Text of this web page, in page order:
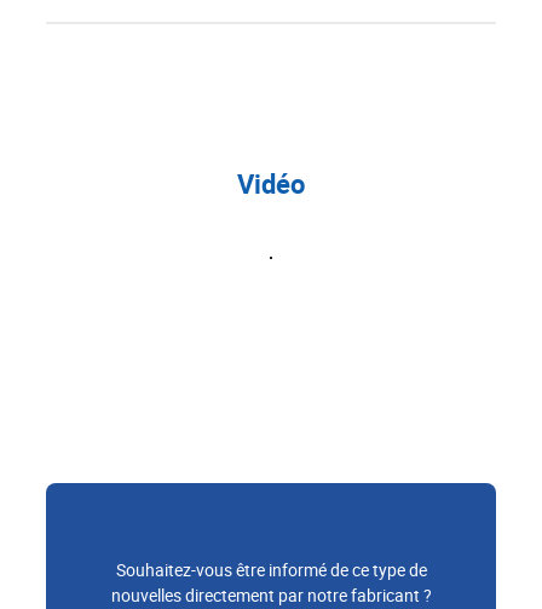
Vidéo
Souhaitez-vous être informé de ce type de
nouvelles directement par notre fabricant ?